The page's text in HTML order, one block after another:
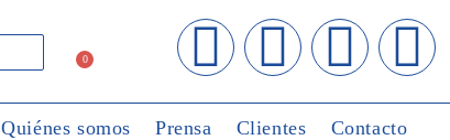
0
Quiénes somos Prensa Clientes Contacto